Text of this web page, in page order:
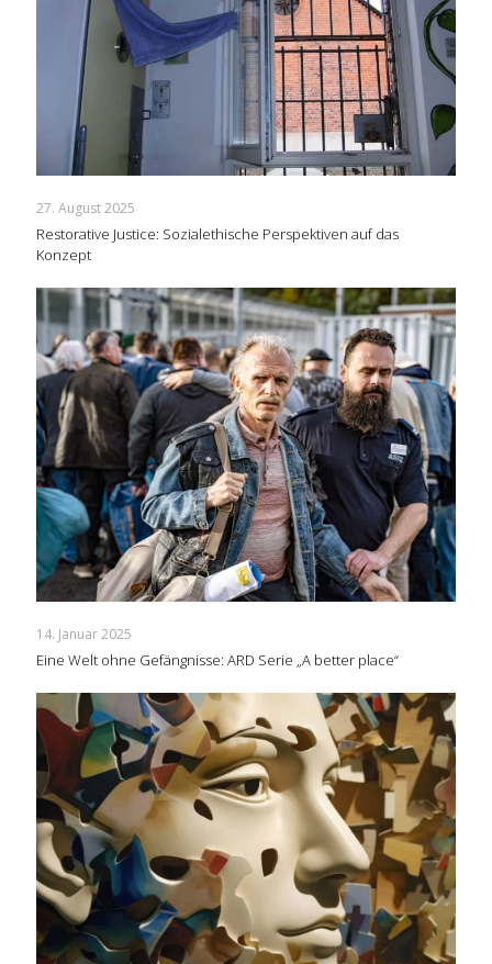
27. August 2025
Restorative Justice: Sozialethische Perspektiven auf das
Konzept
14. Januar 2025
Eine Welt ohne Gefängnisse: ARD Serie „A better place“